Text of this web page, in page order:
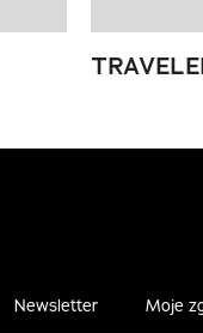
Newsletter Moje